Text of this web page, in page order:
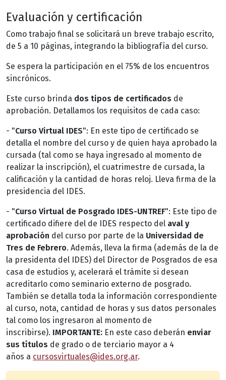
Evaluación y certificación
Como trabajo final se solicitará un breve trabajo escrito,
de 5 a 10 páginas, integrando la bibliografía del curso.
Se espera la participación en el 75% de los encuentros
sincrónicos.
Este curso brinda dos tipos de certificados de
aprobación. Detallamos los requisitos de cada caso:
- "Curso Virtual IDES": En este tipo de certificado se
detalla el nombre del curso y de quien haya aprobado la
cursada (tal como se haya ingresado al momento de
realizar la inscripción), el cuatrimestre de cursada, la
calificación y la cantidad de horas reloj. Lleva firma de la
presidencia del IDES.
- "Curso Virtual de Posgrado IDES-UNTREF": Este tipo de
certificado difiere del de IDES respecto del aval y
aprobación del curso por parte de la Universidad de
Tres de Febrero. Además, lleva la firma (además de la de
la presidenta del IDES) del Director de Posgrados de esa
casa de estudios y, acelerará el trámite si desean
acreditarlo como seminario externo de posgrado.
También se detalla toda la información correspondiente
al curso, nota, cantidad de horas y sus datos personales
tal como los ingresaron al momento de
inscribirse). IMPORTANTE: En este caso deberán enviar
sus títulos de grado o de terciario mayor a 4
años a cursosvirtuales@ides.org.ar.